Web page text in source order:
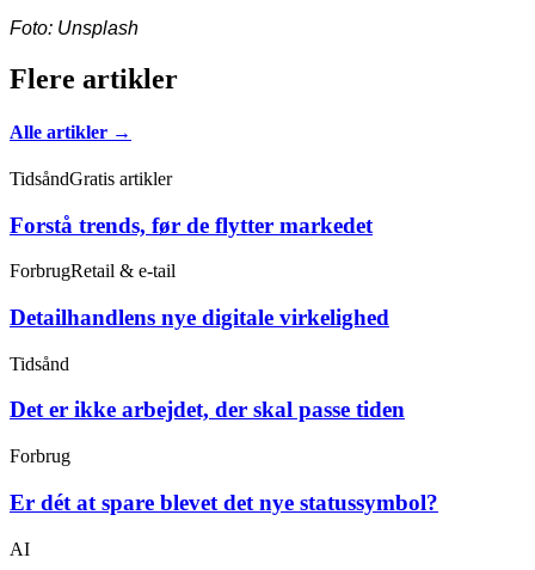
Foto: Unsplash
Flere artikler
Alle artikler →
TidsåndGratis artikler
Forstå trends, før de flytter markedet
ForbrugRetail & e-tail
Detailhandlens nye digitale virkelighed
Tidsånd
Det er ikke arbejdet, der skal passe tiden
Forbrug
Er dét at spare blevet det nye statussymbol?
AI